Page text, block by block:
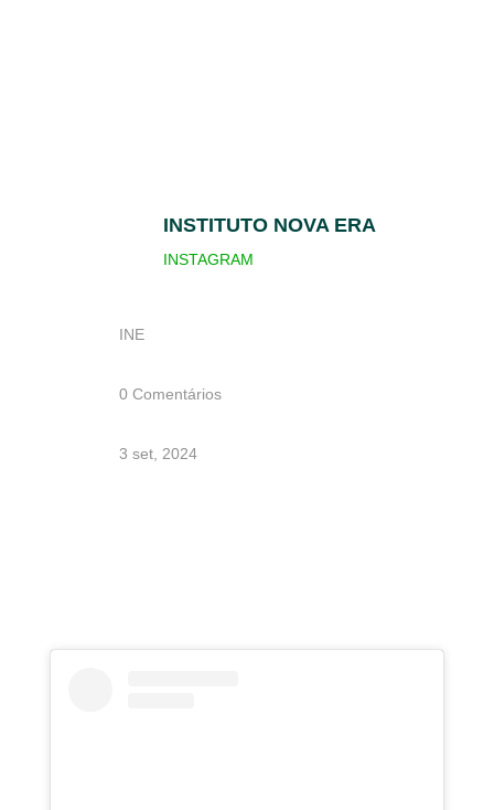
INSTITUTO NOVA ERA
INSTAGRAM
INE
0 Comentários
3 set, 2024